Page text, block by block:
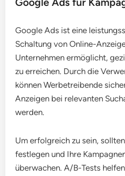
Google Ads ist eine
Schaltung von Online-
Unternehmen ermöglicht,
zu erreichen. Durch die
können Werbetreibende
Anzeigen bei relevanten
werden.
Um erfolgreich zu sein,
festlegen und Ihre
überwachen. A/B-Tests